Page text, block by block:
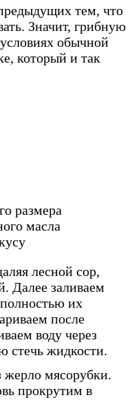
тем, что
Значит, грибную
обычной
который и так
размера
масла
лесной сор,
Далее заливаем
их
после
воду через
стечь жидкости.
жерло мясорубки.
прокрутим в